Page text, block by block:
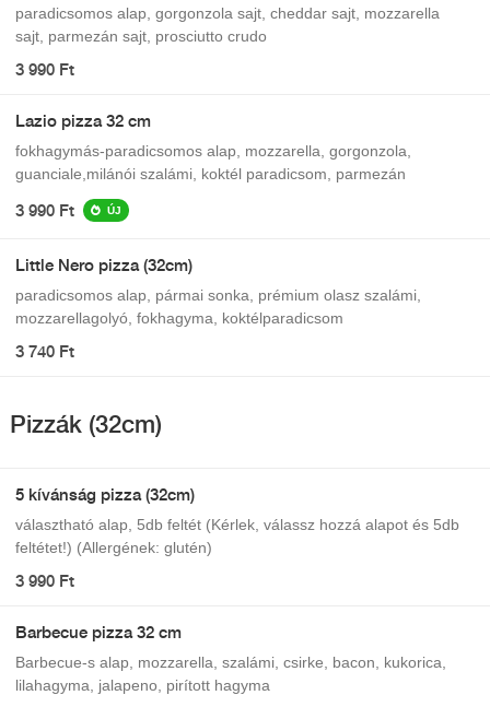
paradicsomos alap, gorgonzola sajt, cheddar sajt, mozzarella
sajt, parmezán sajt, prosciutto crudo
3 990 Ft
Lazio pizza 32 cm
fokhagymás-paradicsomos alap, mozzarella, gorgonzola,
guanciale,milánói szalámi, koktél paradicsom, parmezán
3 990 Ft ÚJ
Little Nero pizza (32cm)
paradicsomos alap, pármai sonka, prémium olasz szalámi,
mozzarellagolyó, fokhagyma, koktélparadicsom
3 740 Ft
Pizzák (32cm)
5 kívánság pizza (32cm)
választható alap, 5db feltét (Kérlek, válassz hozzá alapot és 5db
feltétet!) (Allergének: glutén)
3 990 Ft
Barbecue pizza 32 cm
Barbecue-s alap, mozzarella, szalámi, csirke, bacon, kukorica,
lilahagyma, jalapeno, pirított hagyma